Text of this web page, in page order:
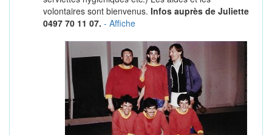
volontaires sont bienvenus. Infos auprès de Juliette
0497 70 11 07. - Affiche